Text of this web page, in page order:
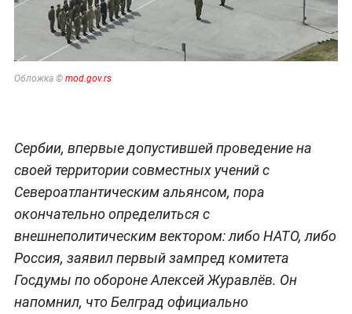
Обложка © mod.gov.rs
Сербии, впервые допустившей проведение на
своей территории совместных учений с
Североатлантическим альянсом, пора
окончательно определиться с
внешнеполитическим вектором: либо НАТО, либо
Россия, заявил первый зампред комитета
Госдумы по обороне Алексей Журавлёв. Он
напомнил, что Белград официально